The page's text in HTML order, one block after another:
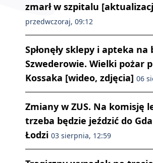
zmarł w szpitalu
przedwczoraj, 09:12
Spłonęły sklepy i apteka na
Szwederowie. Wielki pożar
Kossaka [wideo, zdjęcia] 06
Zmiany w ZUS. Na komisję
trzeba będzie jeździć do
Łodzi 03 sierpnia, 12:59